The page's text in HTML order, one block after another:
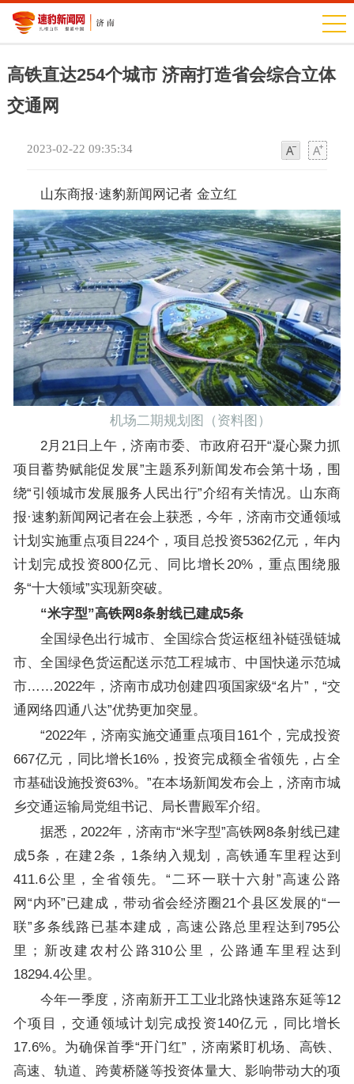
高铁直达254个城市 济南打造省会综合立体
交通网
2023-02-22 09:35:34
山东商报·速豹新闻网记者 金立红
机场二期规划图（资料图）
​2月21日上午，济南市委、市政府召开“凝心聚力抓
项目蓄势赋能促发展”主题系列新闻发布会第十场，围
绕“引领城市发展服务人民出行”介绍有关情况。山东商
报·速豹新闻网记者在会上获悉，今年，济南市交通领域
计划实施重点项目224个，项目总投资5362亿元，年内
计划完成投资800亿元、同比增长20%，重点围绕服
务“十大领域”实现新突破。
“米字型”高铁网8条射线已建成5条
全国绿色出行城市、全国综合货运枢纽补链强链城
市、全国绿色货运配送示范工程城市、中国快递示范城
市……2022年，济南市成功创建四项国家级“名片”，“交
通网络四通八达”优势更加突显。
“2022年，济南实施交通重点项目161个，完成投资
667亿元，同比增长16%，投资完成额全省领先，占全
市基础设施投资63%。”在本场新闻发布会上，济南市城
乡交通运输局党组书记、局长曹殿军介绍。
据悉，2022年，济南市“米字型”高铁网8条射线已建
成5条，在建2条，1条纳入规划，高铁通车里程达到
411.6公里，全省领先。“二环一联十六射”高速公路
网“内环”已建成，带动省会经济圈21个县区发展的“一
联”多条线路已基本建成，高速公路总里程达到795公
里；新改建农村公路310公里，公路通车里程达到
18294.4公里。
今年一季度，济南新开工工业北路快速路东延等12
个项目，交通领域计划完成投资140亿元，同比增长
17.6%。为确保首季“开门红”，济南紧盯机场、高铁、
高速、轨道、跨黄桥隧等投资体量大、影响带动大的项